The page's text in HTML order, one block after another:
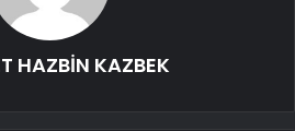
HAZBİN KAZBEK